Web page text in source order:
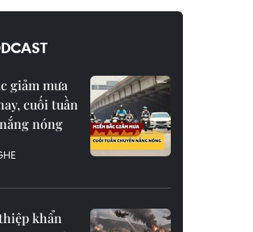
giảm mưa
cuối tuần
nóng
khẩn